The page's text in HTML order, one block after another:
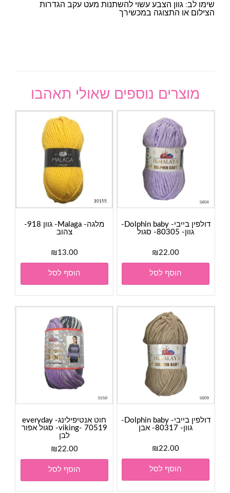
שימו לב: גוון הצבע עשוי להשתנות מעט עקב הגדרות
הצילום או התצוגה במכשירך
מוצרים נוספים שאולי תאהבו
דולפין בייבי- Dolphin baby-
גוון- 80305- סגול
₪22.00
הוסף לסל
מלגה- Malaga- גוון 918-
צהוב
₪13.00
הוסף לסל
דולפין בייבי- Dolphin baby-
גוון- 80317- אבן
₪22.00
הוסף לסל
חוט אנטיפילינג- everyday
viking- 70519- סגול אפור
לבן
₪22.00
הוסף לסל